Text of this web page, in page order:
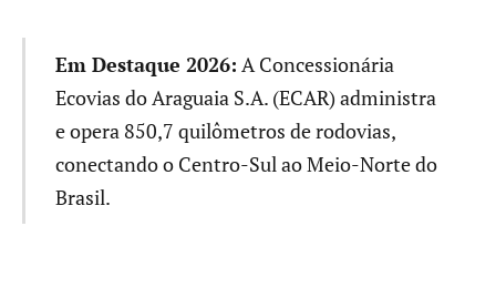
Em Destaque 2026: A Concessionária
Ecovias do Araguaia S.A. (ECAR) administra
e opera 850,7 quilômetros de rodovias,
conectando o Centro-Sul ao Meio-Norte do
Brasil.